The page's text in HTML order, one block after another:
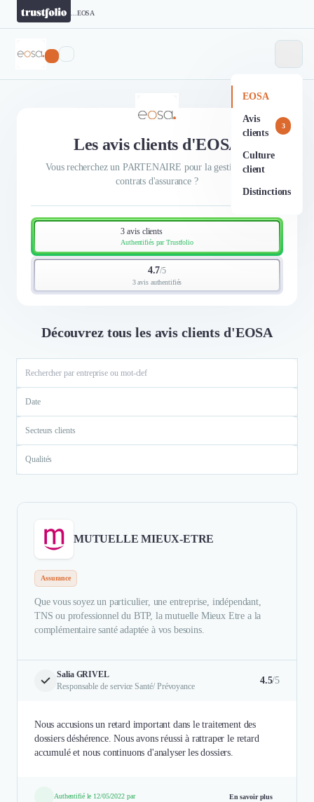
EOSA
EOSA
Avis
clients
3
Culture
client
Distinctions
Les avis clients d'EOSA
Vous recherchez un PARTENAIRE pour la gestion de vos
contrats d'assurance ?
3 avis clients
Authentifiés par Trustfolio
4.7/5
3 avis authentifiés
Découvrez tous les avis clients d'EOSA
Date
Secteurs clients
Qualités
MUTUELLE MIEUX-ETRE
Assurance
Que vous soyez un particulier, une entreprise, indépendant,
TNS ou professionnel du BTP, la mutuelle Mieux Etre a la
complémentaire santé adaptée à vos besoins.
Salia GRIVEL
Responsable de service Santé/ Prévoyance
4.5/5
Nous accusions un retard important dans le traitement des
dossiers déshérence. Nous avons réussi à rattraper le retard
accumulé et nous continuons d'analyser les dossiers.
Authentifié le 12/05/2022 par En savoir plus